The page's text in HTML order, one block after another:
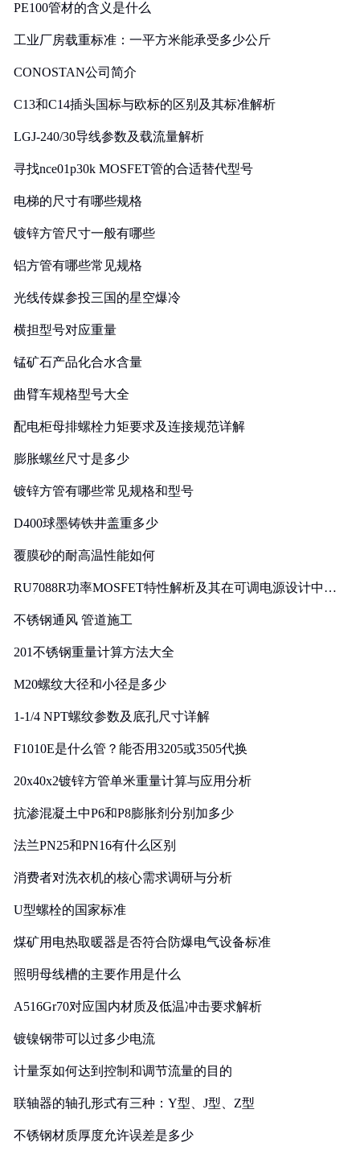
PE100管材的含义是什么
工业厂房载重标准：一平方米能承受多少公斤
CONOSTAN公司简介
C13和C14插头国标与欧标的区别及其标准解析
LGJ-240/30导线参数及载流量解析
寻找nce01p30k MOSFET管的合适替代型号
电梯的尺寸有哪些规格
镀锌方管尺寸一般有哪些
铝方管有哪些常见规格
光线传媒参投三国的星空爆冷
横担型号对应重量
锰矿石产品化合水含量
曲臂车规格型号大全
配电柜母排螺栓力矩要求及连接规范详解
膨胀螺丝尺寸是多少
镀锌方管有哪些常见规格和型号
D400球墨铸铁井盖重多少
覆膜砂的耐高温性能如何
RU7088R功率MOSFET特性解析及其在可调电源设计中的
不锈钢通风 管道施工
201不锈钢重量计算方法大全
M20螺纹大径和小径是多少
1-1/4 NPT螺纹参数及底孔尺寸详解
F1010E是什么管？能否用3205或3505代换
20x40x2镀锌方管单米重量计算与应用分析
抗渗混凝土中P6和P8膨胀剂分别加多少
法兰PN25和PN16有什么区别
消费者对洗衣机的核心需求调研与分析
U型螺栓的国家标准
煤矿用电热取暖器是否符合防爆电气设备标准
照明母线槽的主要作用是什么
A516Gr70对应国内材质及低温冲击要求解析
镀镍钢带可以过多少电流
计量泵如何达到控制和调节流量的目的
联轴器的轴孔形式有三种：Y型、J型、Z型
不锈钢材质厚度允许误差是多少